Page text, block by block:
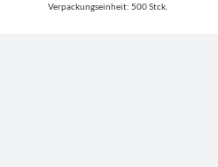
Verpackungseinheit: 500 Stck.